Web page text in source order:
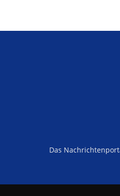
Das